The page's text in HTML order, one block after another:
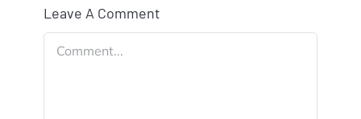
Leave A Comment
Comment